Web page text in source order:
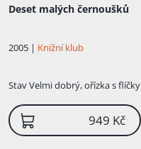
Deset malých černoušků
2005 | Knižní klub
StavVelmi dobrý, ořízka s flíčky
949 Kč